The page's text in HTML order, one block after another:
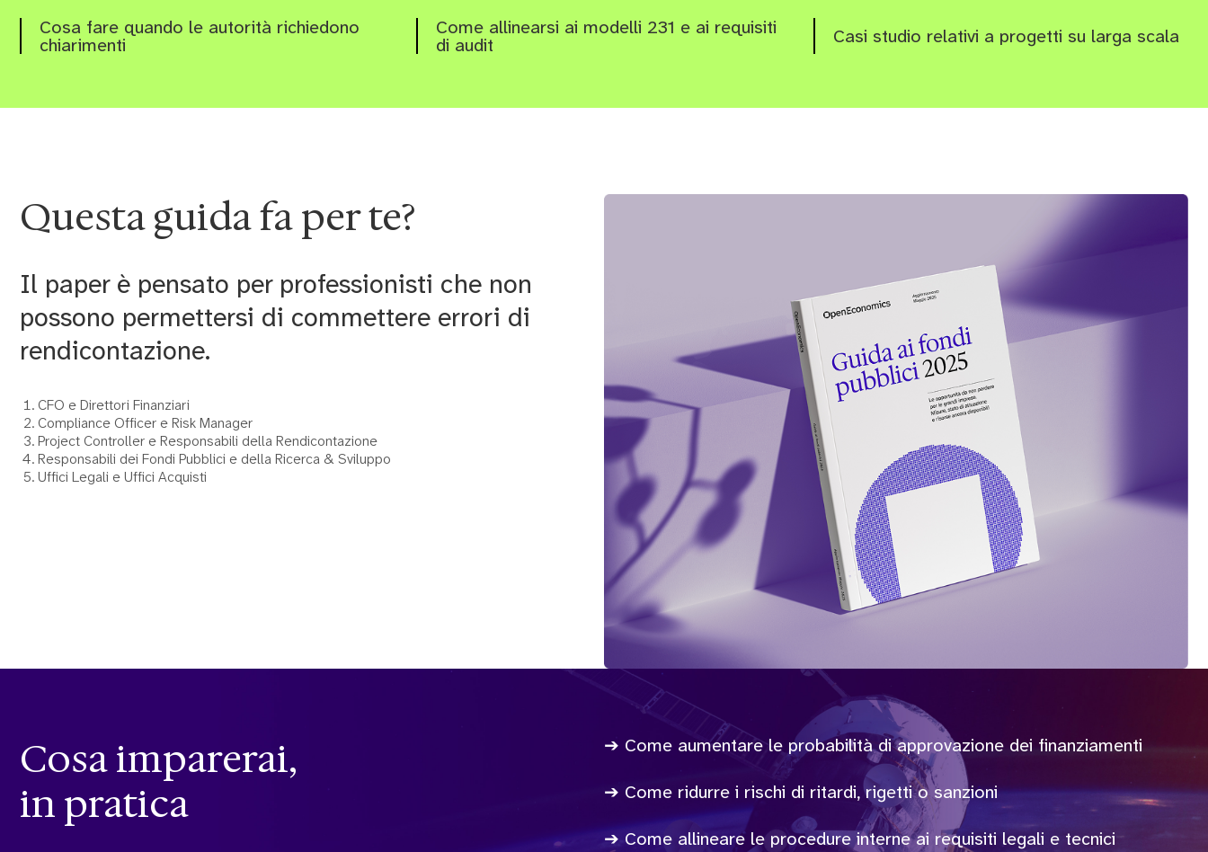
Cosa fare quando le autorità richiedono
chiarimenti
Come allinearsi ai modelli 231 e ai requisiti
di audit Casi studio relativi a progetti su larga scala
Questa guida fa per te?
Il paper è pensato per professionisti che non
possono permettersi di commettere errori di
rendicontazione.
CFO e Direttori Finanziari
Compliance Officer e Risk Manager
Project Controller e Responsabili della Rendicontazione
Responsabili dei Fondi Pubblici e della Ricerca & Sviluppo
Uffici Legali e Uffici Acquisti
Cosa imparerai,
in pratica
➔ Come aumentare le probabilità di approvazione dei finanziamenti
➔ Come ridurre i rischi di ritardi, rigetti o sanzioni
➔ Come allineare le procedure interne ai requisiti legali e tecnici